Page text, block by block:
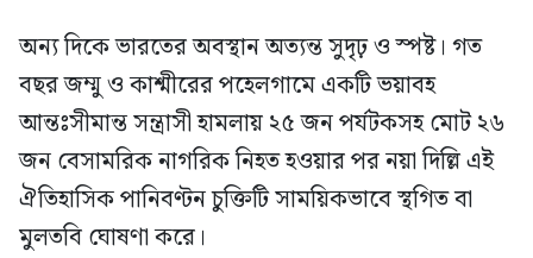
অন্য দিকে ভারতের অবস্থান অত্যন্ত সুদৃঢ় ও স্পষ্ট। গত
বছর জম্মু ও কাশ্মীরের পহেলগামে একটি ভয়াবহ
আন্তঃসীমান্ত সন্ত্রাসী হামলায় ২৫ জন পর্যটকসহ মোট ২৬
জন বেসামরিক নাগরিক নিহত হওয়ার পর নয়া দিল্লি এই
ঐতিহাসিক পানিবণ্টন চুক্তিটি সাময়িকভাবে স্থগিত বা
মুলতবি ঘোষণা করে।